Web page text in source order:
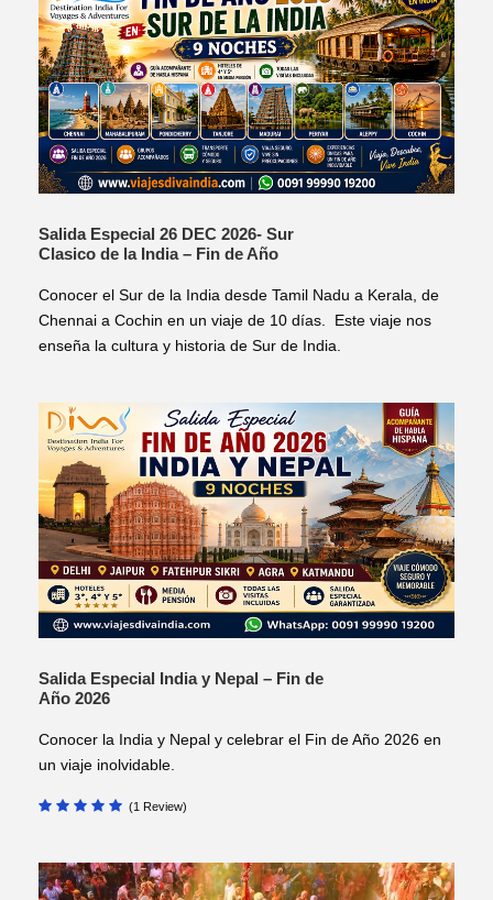
Salida Especial 26 DEC 2026- Sur
Clasico de la India – Fin de Año
Conocer el Sur de la India desde Tamil Nadu a Kerala, de
Chennai a Cochin en un viaje de 10 días. Este viaje nos
enseña la cultura y historia de Sur de India.
Salida Especial India y Nepal – Fin de
Año 2026
Conocer la India y Nepal y celebrar el Fin de Año 2026 en
un viaje inolvidable.
(1 Review)